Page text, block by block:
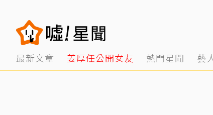
最新文章 姜厚任公開女友 熱門星聞 藝